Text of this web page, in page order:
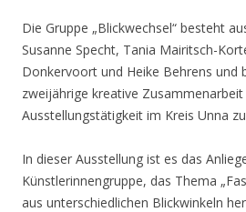
Die Gruppe „Blickwechsel“ besteht
Susanne Specht, Tania Mairitsch-
Donkervoort und Heike Behrens und
zweijährige kreative Zusammenarbeit
Ausstellungstätigkeit im Kreis Unna
In dieser Ausstellung ist es das
Künstlerinnengruppe, das Thema
aus unterschiedlichen Blickwinkeln